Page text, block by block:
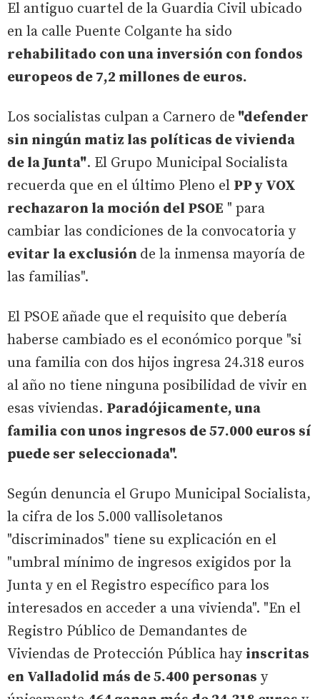
El antiguo cuartel de la Guardia Civil ubicado
en la calle Puente Colgante ha sido
rehabilitado con una inversión con fondos
europeos de 7,2 millones de euros.
Los socialistas culpan a Carnero de "defender
sin ningún matiz las políticas de vivienda
de la Junta". El Grupo Municipal Socialista
recuerda que en el último Pleno el PP y VOX
rechazaron la moción del PSOE " para
cambiar las condiciones de la convocatoria y
evitar la exclusión de la inmensa mayoría de
las familias".
El PSOE añade que el requisito que debería
haberse cambiado es el económico porque "si
una familia con dos hijos ingresa 24.318 euros
al año no tiene ninguna posibilidad de vivir en
esas viviendas. Paradójicamente, una
familia con unos ingresos de 57.000 euros sí
puede ser seleccionada".
Según denuncia el Grupo Municipal Socialista,
la cifra de los 5.000 vallisoletanos
"discriminados" tiene su explicación en el
"umbral mínimo de ingresos exigidos por la
Junta y en el Registro específico para los
interesados en acceder a una vivienda". "En el
Registro Público de Demandantes de
Viviendas de Protección Pública hay inscritas
en Valladolid más de 5.400 personas y